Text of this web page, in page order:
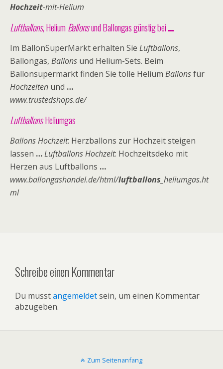
Hochzeit-mit-Helium
Luftballons, Helium Ballonsund Ballongas günstig bei…
Im BallonSuperMarkt erhalten Sie Luftballons,
Ballongas, Ballons und Helium-Sets. Beim
Ballonsupermarkt finden Sie tolle Helium Ballonsfür
Hochzeiten und …
www.trustedshops.de/
LuftballonsHeliumgas
Ballons Hochzeit: Herzballons zur Hochzeit steigen
lassen …Luftballons Hochzeit: Hochzeitsdeko mit
Herzen aus Luftballons …
www.ballongashandel.de/html/luftballons _heliumgas.ht
ml
Schreibe einen Kommentar
Du musstangemeldetsein, um einen Kommentar
abzugeben.
Zum Seitenanfang